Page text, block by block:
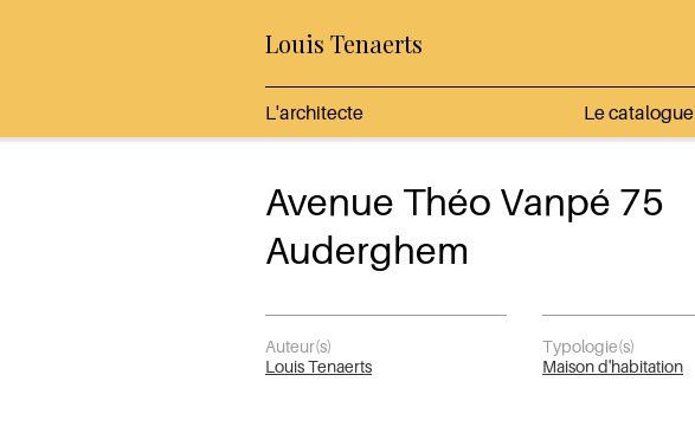
Louis Tenaerts
L'architecte Le catalogue
Avenue Théo Vanpé 75
Auderghem
Auteur(s)
Louis Tenaerts
Typologie(s)
Maison d'habitation